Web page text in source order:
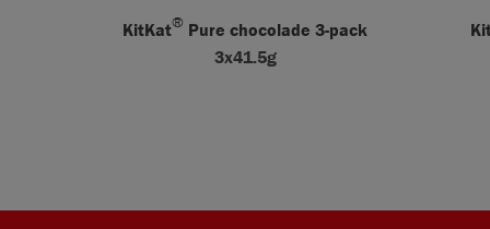
KitKat® Pure chocolade 3-pack
3x41.5g